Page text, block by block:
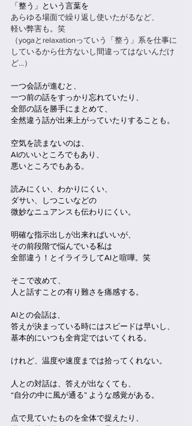
「整う」という言葉を
あらゆる場面で繰り返し使いたがるなど、
軽い弊害も。笑
（yogaとrelaxationっていう「整う」系を仕事に
しているから仕方ないし間違ってはないんだけ
ど…）
一つ会話が進むと、
一つ前の話をすっかり忘れていたり、
全部の話を勝手にまとめて、
全然違う話が出来上がっていたりすることも。
空気を読まないのは、
AIのいいところでもあり、
悪いところでもある。
読みにくい、わかりにくい、
ダサい、しつこいなどの
微妙なニュアンスも伝わりにくい。
明確な指示出しが出来ればいいが、
その前段階で悩んでいる私は
全部違う！とイライラしてAIと喧嘩。笑
そこで改めて、
人と話すことの有り難さを痛感する。
AIとの会話は、
答えが決まっている時にはスピードは早いし、
基本的にいつも全肯定ではいてくれる。
けれど、温度や速度までは拾ってくれない。
人との対話は、答えが出なくても、
“自分の中に風が通る” ような感覚がある。
点で見ていたものを全体で捉えたり、